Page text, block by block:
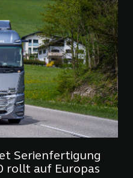
Serienfertigung
rollt auf Europas